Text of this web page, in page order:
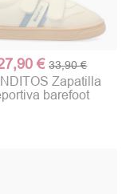
€ 33,90 €
Zapatilla
barefoot